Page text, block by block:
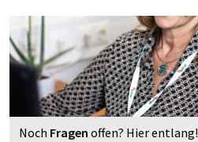
Noch Fragen offen? Hier entlang!